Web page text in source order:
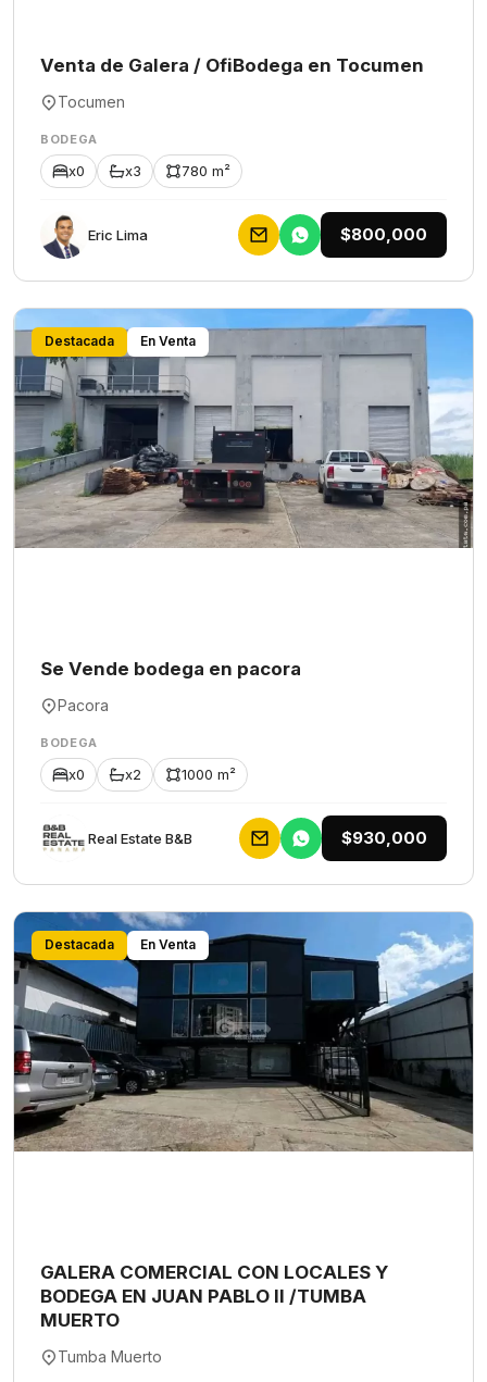
Venta de Galera / OfiBodega en Tocumen
Tocumen
BODEGA
x0 x3 780 m²
Eric Lima $800,000
Destacada En Venta
Se Vende bodega en pacora
Pacora
BODEGA
x0 x2 1000 m²
Rеаl Еstаtе В&В $930,000
Destacada En Venta
GALERA COMERCIAL CON LOCALES Y
BODEGA EN JUAN PABLO II /TUMBA
MUERTO
Tumba Muerto